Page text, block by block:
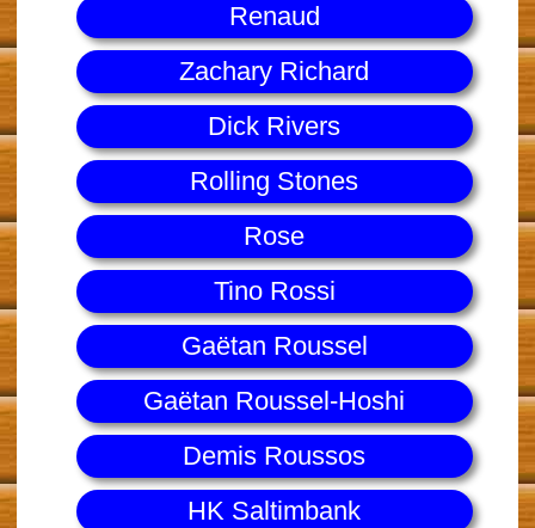
Renaud
Zachary Richard
Dick Rivers
Rolling Stones
Rose
Tino Rossi
Gaëtan Roussel
Gaëtan Roussel-Hoshi
Demis Roussos
HK Saltimbank